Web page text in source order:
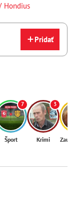
Hondius
Pridať
7
Šport
3
Krimi